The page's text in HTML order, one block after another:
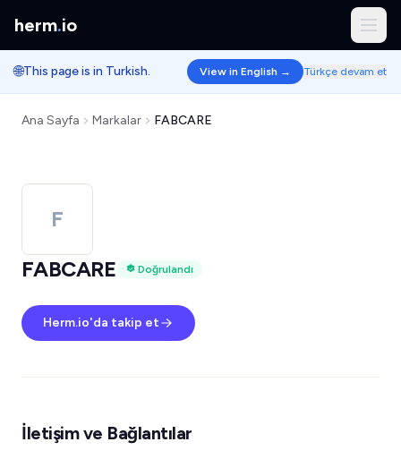
herm.io
🌐This page is in Turkish. View in English → Türkçe devam et
Ana Sayfa Markalar FABCARE
F
FABCARE
Doğrulandı
Herm.io'da takip et
İletişim ve Bağlantılar